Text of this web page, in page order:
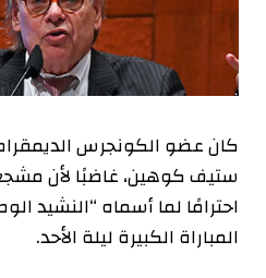
كان عضو الكونجرس
ستيف كوهين، غاضبًا لأن
احترامًا لما أسماه “النشيد
المباراة الكبيرة ليلة الأحد.